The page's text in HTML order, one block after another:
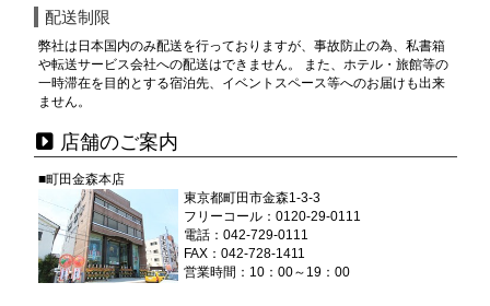
配送制限
弊社は日本国内のみ配送を行っておりますが、事故防止の為、私書箱
や転送サービス会社への配送はできません。 また、ホテル・旅館等の
一時滞在を目的とする宿泊先、イベントスペース等へのお届けも出来
ません。
店舗のご案内
■町田金森本店
東京都町田市金森1-3-3
フリーコール：0120-29-0111
電話：042-729-0111
FAX：042-728-1411
営業時間：10：00～19：00